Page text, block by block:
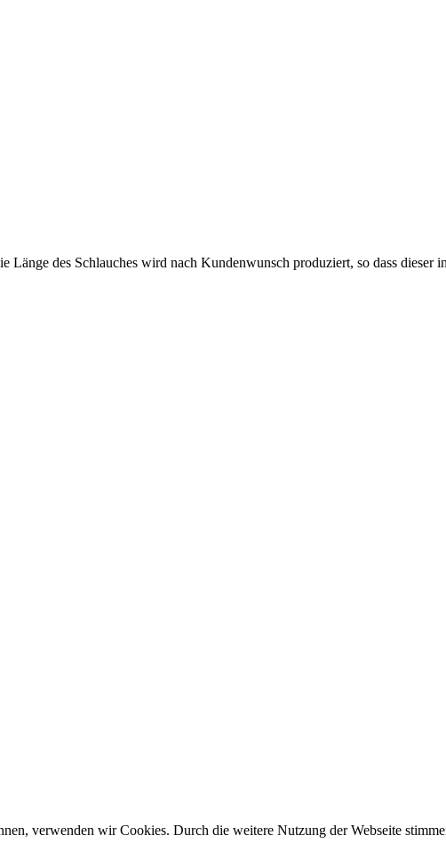
des Schlauches wird nach Kundenwunsch produziert, so dass dieser
verwenden wir Cookies. Durch die weitere Nutzung der Webseite